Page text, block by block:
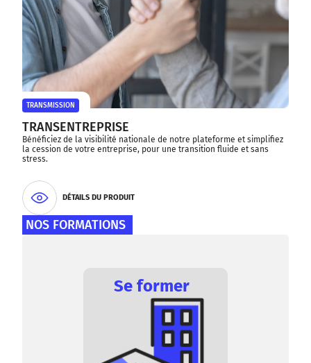
TRANSMISSION
TRANSENTREPRISE
Bénéficiez de la visibilité nationale de notre plateforme et simplifiez
la cession de votre entreprise, pour une transition fluide et sans
stress.
DÉTAILS DU PRODUIT
NOS FORMATIONS
Se former